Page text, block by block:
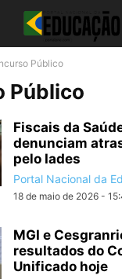
Público
Público
Fiscais da
denunciam
pelo Iades
Portal Nacional da
18 de maio de 2026 -
MGI e
resultados do
Unificado hoje